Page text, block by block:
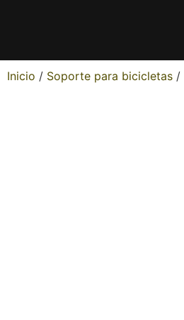
Inicio / Soporte para bicicletas /